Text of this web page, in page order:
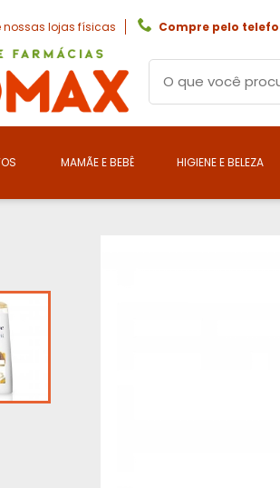
nossas lojas físicas Compre pelo
MAMÃE E BEBÊ HIGIENE E BELEZA